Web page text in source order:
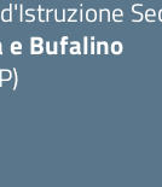
e Bufalino